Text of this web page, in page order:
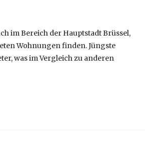
im Bereich der Hauptstadt Brüssel,
Wohnungen finden. Jüngste
was im Vergleich zu anderen